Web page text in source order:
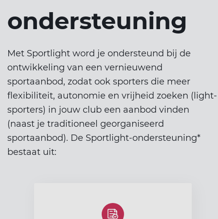
ondersteuning
Met Sportlight word je ondersteund bij de
ontwikkeling van een vernieuwend
sportaanbod, zodat ook sporters die meer
flexibiliteit, autonomie en vrijheid zoeken (light-
sporters) in jouw club een aanbod vinden
(naast je traditioneel georganiseerd
sportaanbod). De Sportlight-ondersteuning*
bestaat uit: